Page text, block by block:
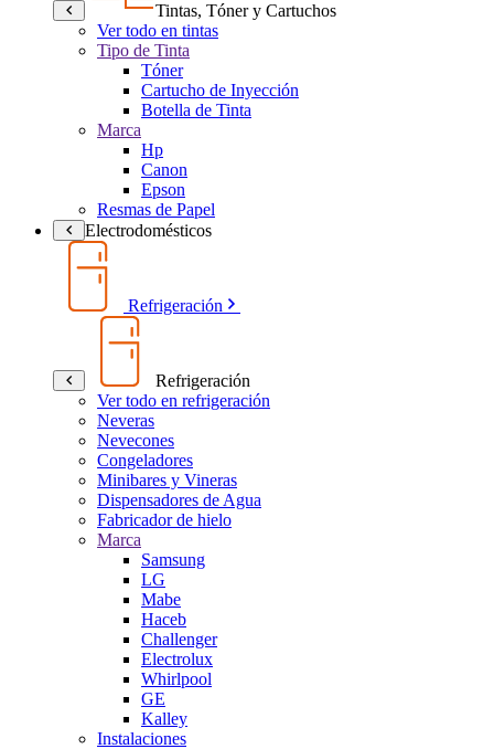
Tintas, Tóner y Cartuchos
Ver todo en tintas
Tipo de Tinta
Tóner
Cartucho de Inyección
Botella de Tinta
Marca
Hp
Canon
Epson
Resmas de Papel
Electrodomésticos
Refrigeración
Refrigeración
Ver todo en refrigeración
Neveras
Nevecones
Congeladores
Minibares y Vineras
Dispensadores de Agua
Fabricador de hielo
Marca
Samsung
LG
Mabe
Haceb
Challenger
Electrolux
Whirlpool
GE
Kalley
Instalaciones